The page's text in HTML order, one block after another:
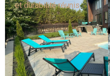
et durabilité réunis